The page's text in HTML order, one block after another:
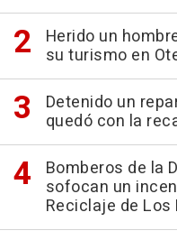
Herido un
su turismo en
Detenido un
quedó con la
Bomberos de la
sofocan un
Reciclaje de Los